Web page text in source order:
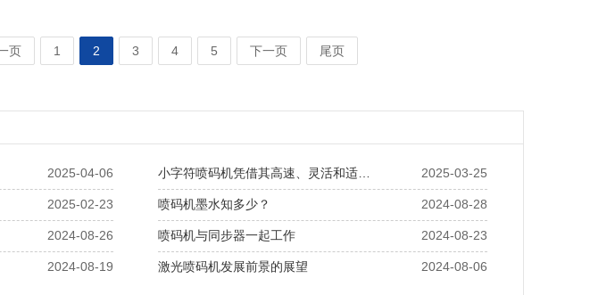
页 1 2 3 4 5 下一页 尾页
2025-04-06 2025-03-25
2025-02-23 2024-08-28
喷码机墨水知多少？
2024-08-26 2024-08-23
喷码机与同步器一起工作
2024-08-19 2024-08-06
激光喷码机发展前景的展望